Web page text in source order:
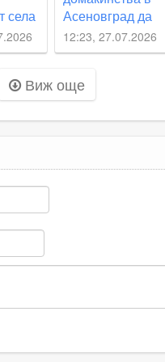
села
Асеновград да
крадат вода
12:23, 27.07.2026
Виж още